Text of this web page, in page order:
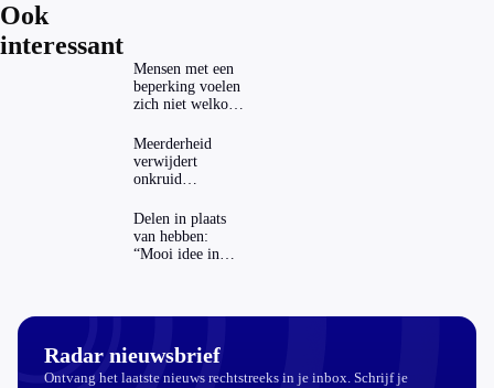
Ook
interessant
Mensen met een
beperking voelen
zich niet welkom
Meerderheid
verwijdert
onkruid
‘Kwestie van
bijhouden’
Delen in plaats
van hebben:
“Mooi idee in
Radar nieuwsbrief
Ontvang het laatste nieuws rechtstreeks in je inbox. Schrijf je